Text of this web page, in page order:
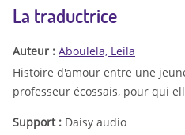
La traductrice
Auteur : Aboulela, Leila
Histoire d'amour entre une
professeur écossais, pour qui
Support : Daisy audio